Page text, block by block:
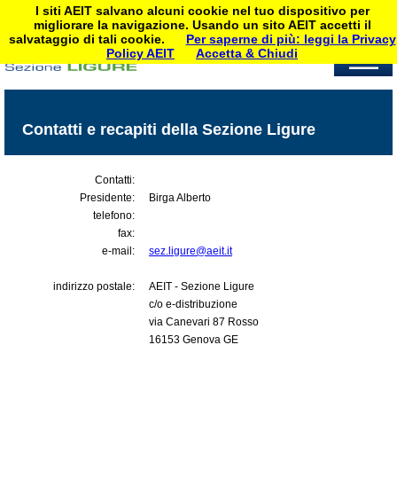
Contatti e recapiti della Sezione Ligure
Contatti:
Presidente:
Birga Alberto
telefono:
fax:
e-mail:
sez.ligure@aeit.it
indirizzo postale:
AEIT - Sezione Ligure
c/o e-distribuzione
via Canevari 87 Rosso
16153 Genova GE
I siti AEIT salvano alcuni cookie nel tuo dispositivo per
migliorare la navigazione. Usando un sito AEIT accetti il
salvataggio di tali cookie.
Per saperne di più: leggi la Privacy
Policy AEIT
Accetta & Chiudi